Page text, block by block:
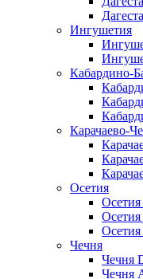
Ингушетия
Кабардино-
Карачаево-
Осетия
Чечня
Чечня
Чечня